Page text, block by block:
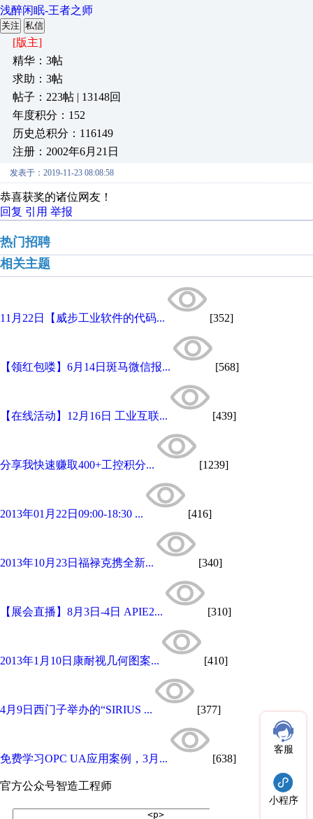
浅醉闲眠-王者之师
关注 私信
[版主]
精华：3帖
求助：3帖
帖子：223帖 | 13148回
年度积分：152
历史总积分：116149
注册：2002年6月21日
发表于：2019-11-23 08:08:58
恭喜获奖的诸位网友！
回复 引用 举报
热门招聘
相关主题
11月22日【威步工业软件的代码... [352]
【领红包喽】6月14日斑马微信报... [568]
【在线活动】12月16日 工业互联... [439]
分享我快速赚取400+工控积分... [1239]
2013年01月22日09:00-18:30 ... [416]
2013年10月23日福禄克携全新... [340]
【展会直播】8月3日-4日 APIE2... [310]
2013年1月10日康耐视几何图案... [410]
4月9日西门子举办的“SIRIUS ... [377]
免费学习OPC UA应用案例，3月... [638]
官方公众号智造工程师
客服
小程序